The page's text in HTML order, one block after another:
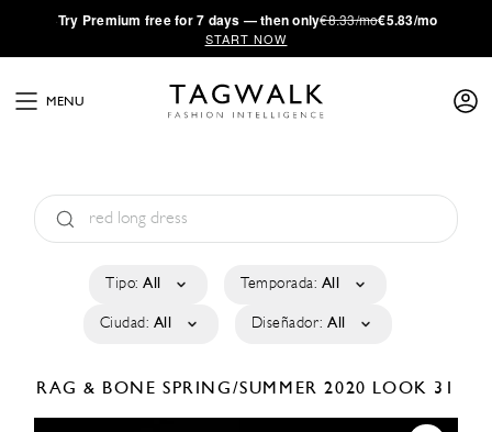
·Try Premium free for 7 days — then only€8.33/mo€5.83/mo
START NOW
MENU
Tipo: All Temporada: All
Ciudad: All Diseñador: All
RAG & BONE SPRING/SUMMER 2020 LOOK 31